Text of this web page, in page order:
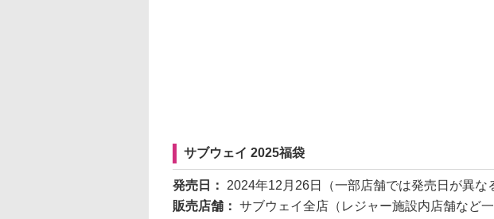
サブウェイ 2025福袋
発売日： 2024年12月26日（一部店舗では発売日が異
販売店舗： サブウェイ全店（レジャー施設内店舗など一